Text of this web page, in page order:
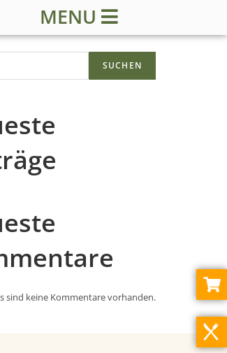
MENU
SUCHEN
sind keine Kommentare vorhanden.